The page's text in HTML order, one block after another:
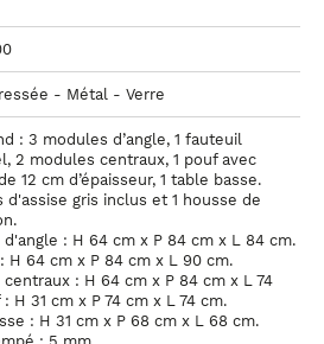
- Métal - Verre
: 3 modules d’angle, 1 fauteuil
2 modules centraux, 1 pouf avec
12 cm d’épaisseur, 1 table basse.
d'assise gris inclus et 1 housse de
d'angle : H 64 cm x P 84 cm x L 84 cm.
H 64 cm x P 84 cm x L 90 cm.
centraux : H 64 cm x P 84 cm x L 74
H 31 cm x P 74 cm x L 74 cm.
: H 31 cm x P 68 cm x L 68 cm.